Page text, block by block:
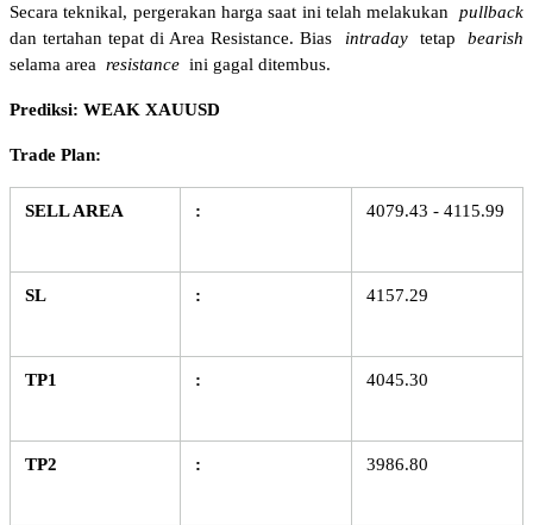
Secara teknikal, pergerakan harga saat ini telah melakukan
pullback
dan tertahan tepat di Area Resistance. Bias
intraday tetap
bearish
selama area resistance ini gagal ditembus.
Prediksi: WEAK XAUUSD
Trade Plan:
SELL AREA : 4079.43 - 4115.99
SL : 4157.29
TP1 : 4045.30
TP2 : 3986.80